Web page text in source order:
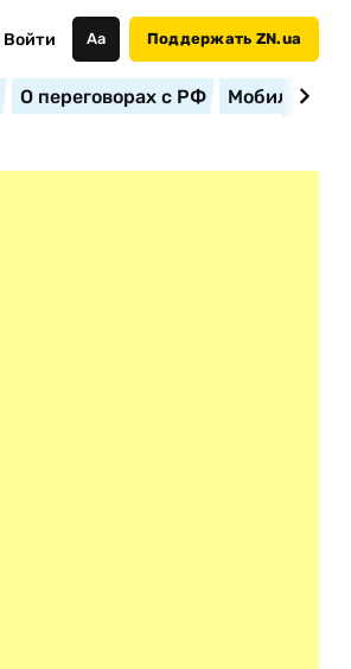
Войти Аа Поддержать ZN.ua
О переговорах с РФ